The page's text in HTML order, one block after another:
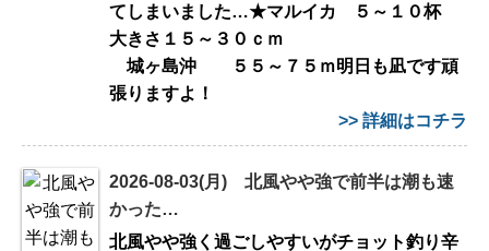
てしまいました…★マルイカ ５～１０杯
大きさ１５～３０ｃｍ
城ヶ島沖 ５５～７５ｍ明日も凪です頑
張りますよ！
>> 詳細はコチラ
2026-08-03(月) 北風やや強で前半は潮も速
かった…
北風やや強く過ごしやすいがチョット釣り辛